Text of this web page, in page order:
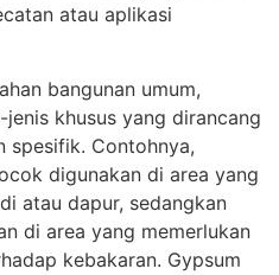
atau aplikasi
bangunan umum,
khusus yang dirancang
spesifik. Contohnya,
digunakan di area yang
atau dapur, sedangkan
di area yang memerlukan
kebakaran. Gypsum